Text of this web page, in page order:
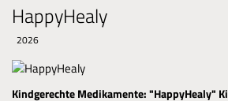
HappyHealy
2026
Kindgerechte Medikamente: "HappyHealy"